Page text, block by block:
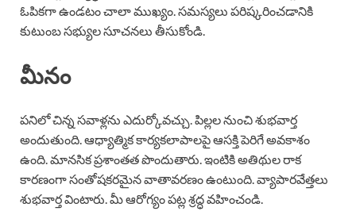
ఓపికగా ఉండటం చాలా ముఖ్యం. సమస్యలు పరిష్కరించడానికి
కుటుంబ సభ్యుల సూచనలు తీసుకోండి.
మీనం
పనిలో చిన్న సవాళ్లను ఎదుర్కోవచ్చు. పిల్లల నుంచి శుభవార్త
అందుతుంది. ఆధ్యాత్మిక కార్యకలాపాలపై ఆసక్తి పెరిగే అవకాశం
ఉంది. మానసిక ప్రశాంతత పొందుతారు. ఇంటికి అతిథుల రాక
కారణంగా సంతోషకరమైన వాతావరణం ఉంటుంది. వ్యాపారవేత్తలు
శుభవార్త వింటారు. మీ ఆరోగ్యం పట్ల శ్రద్ధ వహించండి.